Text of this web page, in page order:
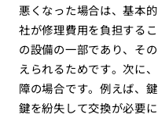
悪くなった場合は、基本
社が修理費用を負担する
の設備の一部であり、そ
えられるためです。次に
障の場合です。例えば、
鍵を紛失して交換が必要